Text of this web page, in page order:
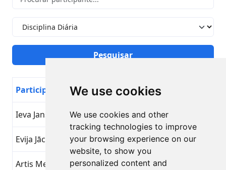
We use cookies
We use cookies and other
tracking technologies to improve
your browsing experience on our
website, to show you
personalized content and
Participante Nome da Meta
Ieva Jansone Disciplina Diária
Evija Jāce Disciplina Diária 26
Artis Mednis Disciplina Diária